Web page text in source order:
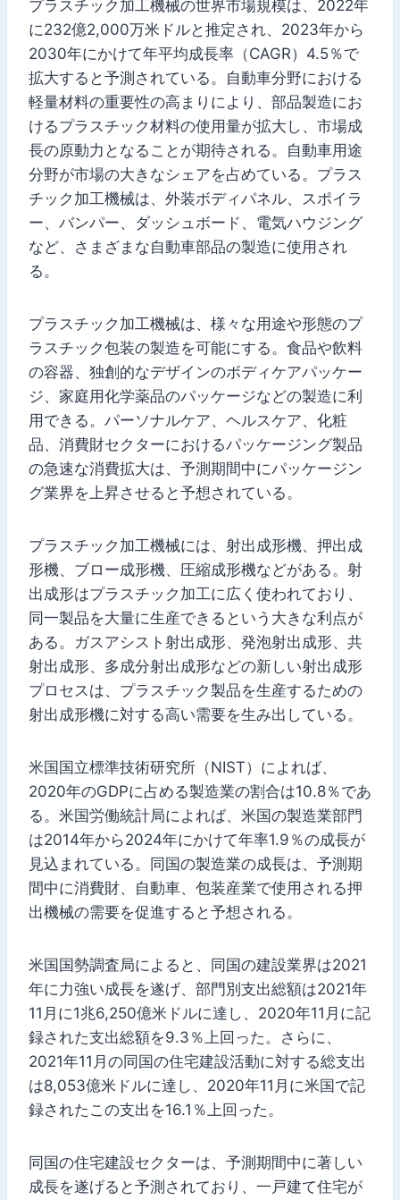
プラスチック加工機械の世界市場規模は、2022年
に232億2,000万米ドルと推定され、2023年から
2030年にかけて年平均成長率（CAGR）4.5％で
拡大すると予測されている。自動車分野における
軽量材料の重要性の高まりにより、部品製造にお
けるプラスチック材料の使用量が拡大し、市場成
長の原動力となることが期待される。自動車用途
分野が市場の大きなシェアを占めている。プラス
チック加工機械は、外装ボディパネル、スポイラ
ー、バンパー、ダッシュボード、電気ハウジング
など、さまざまな自動車部品の製造に使用され
る。
プラスチック加工機械は、様々な用途や形態のプ
ラスチック包装の製造を可能にする。食品や飲料
の容器、独創的なデザインのボディケアパッケー
ジ、家庭用化学薬品のパッケージなどの製造に利
用できる。パーソナルケア、ヘルスケア、化粧
品、消費財セクターにおけるパッケージング製品
の急速な消費拡大は、予測期間中にパッケージン
グ業界を上昇させると予想されている。
プラスチック加工機械には、射出成形機、押出成
形機、ブロー成形機、圧縮成形機などがある。射
出成形はプラスチック加工に広く使われており、
同一製品を大量に生産できるという大きな利点が
ある。ガスアシスト射出成形、発泡射出成形、共
射出成形、多成分射出成形などの新しい射出成形
プロセスは、プラスチック製品を生産するための
射出成形機に対する高い需要を生み出している。
米国国立標準技術研究所（NIST）によれば、
2020年のGDPに占める製造業の割合は10.8％であ
る。米国労働統計局によれば、米国の製造業部門
は2014年から2024年にかけて年率1.9％の成長が
見込まれている。同国の製造業の成長は、予測期
間中に消費財、自動車、包装産業で使用される押
出機械の需要を促進すると予想される。
米国国勢調査局によると、同国の建設業界は2021
年に力強い成長を遂げ、部門別支出総額は2021年
11月に1兆6,250億米ドルに達し、2020年11月に記
録された支出総額を9.3％上回った。さらに、
2021年11月の同国の住宅建設活動に対する総支出
は8,053億米ドルに達し、2020年11月に米国で記
録されたこの支出を16.1％上回った。
同国の住宅建設セクターは、予測期間中に著しい
成長を遂げると予測されており、一戸建て住宅が